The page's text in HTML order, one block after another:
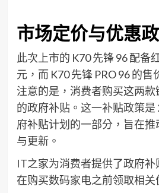
市场定价与优惠
此次上市的 K70 先锋 96 配备
元，而 K70 先锋 PRO 96 的售
注意的是，消费者购买这两款
的政府补贴。这一补贴政策是
府补贴计划的一部分，旨在
与更新。
IT之家为消费者提供了政府
在购买数码家电之前领取相关